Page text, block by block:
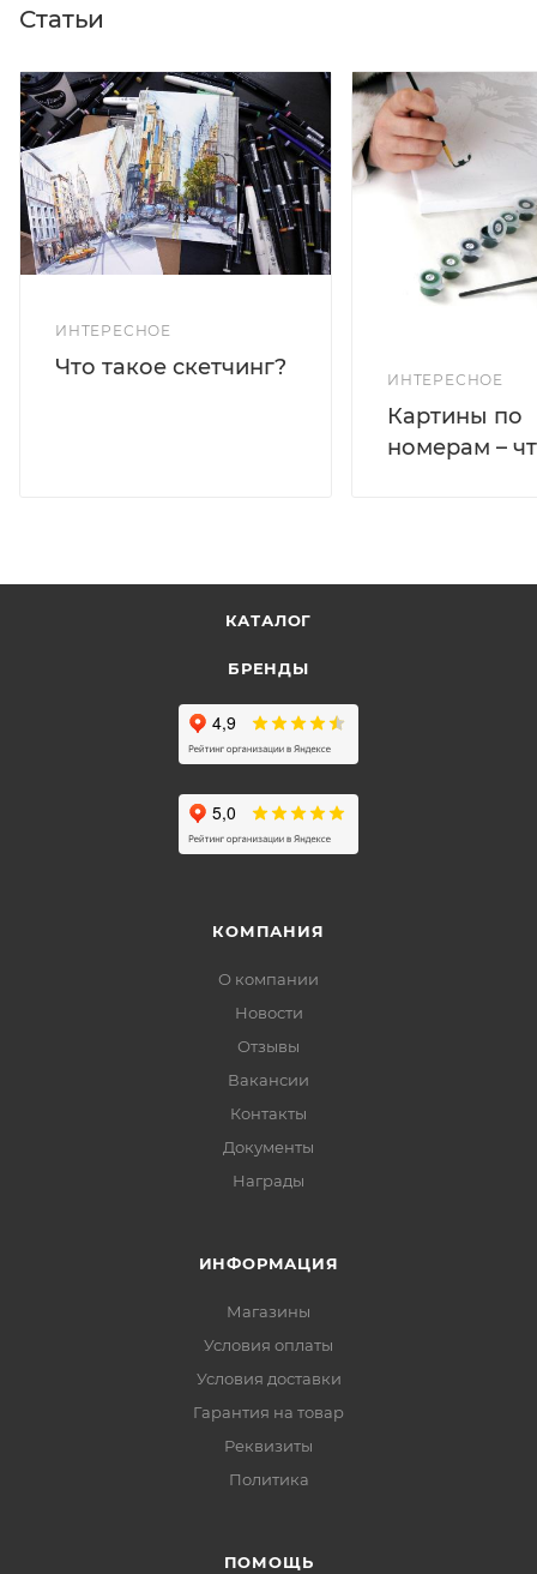
Статьи
ИНТЕРЕСНОЕ
Что такое скетчинг?
ИНТЕРЕСНОЕ
Картины по
номерам –
КАТАЛОГ
БРЕНДЫ
КОМПАНИЯ
О компании
Новости
Отзывы
Вакансии
Контакты
Документы
Награды
ИНФОРМАЦИЯ
Магазины
Условия оплаты
Условия доставки
Гарантия на товар
Реквизиты
Политика
ПОМОЩЬ